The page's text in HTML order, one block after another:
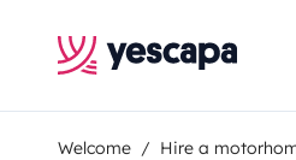
Welcome Hire a